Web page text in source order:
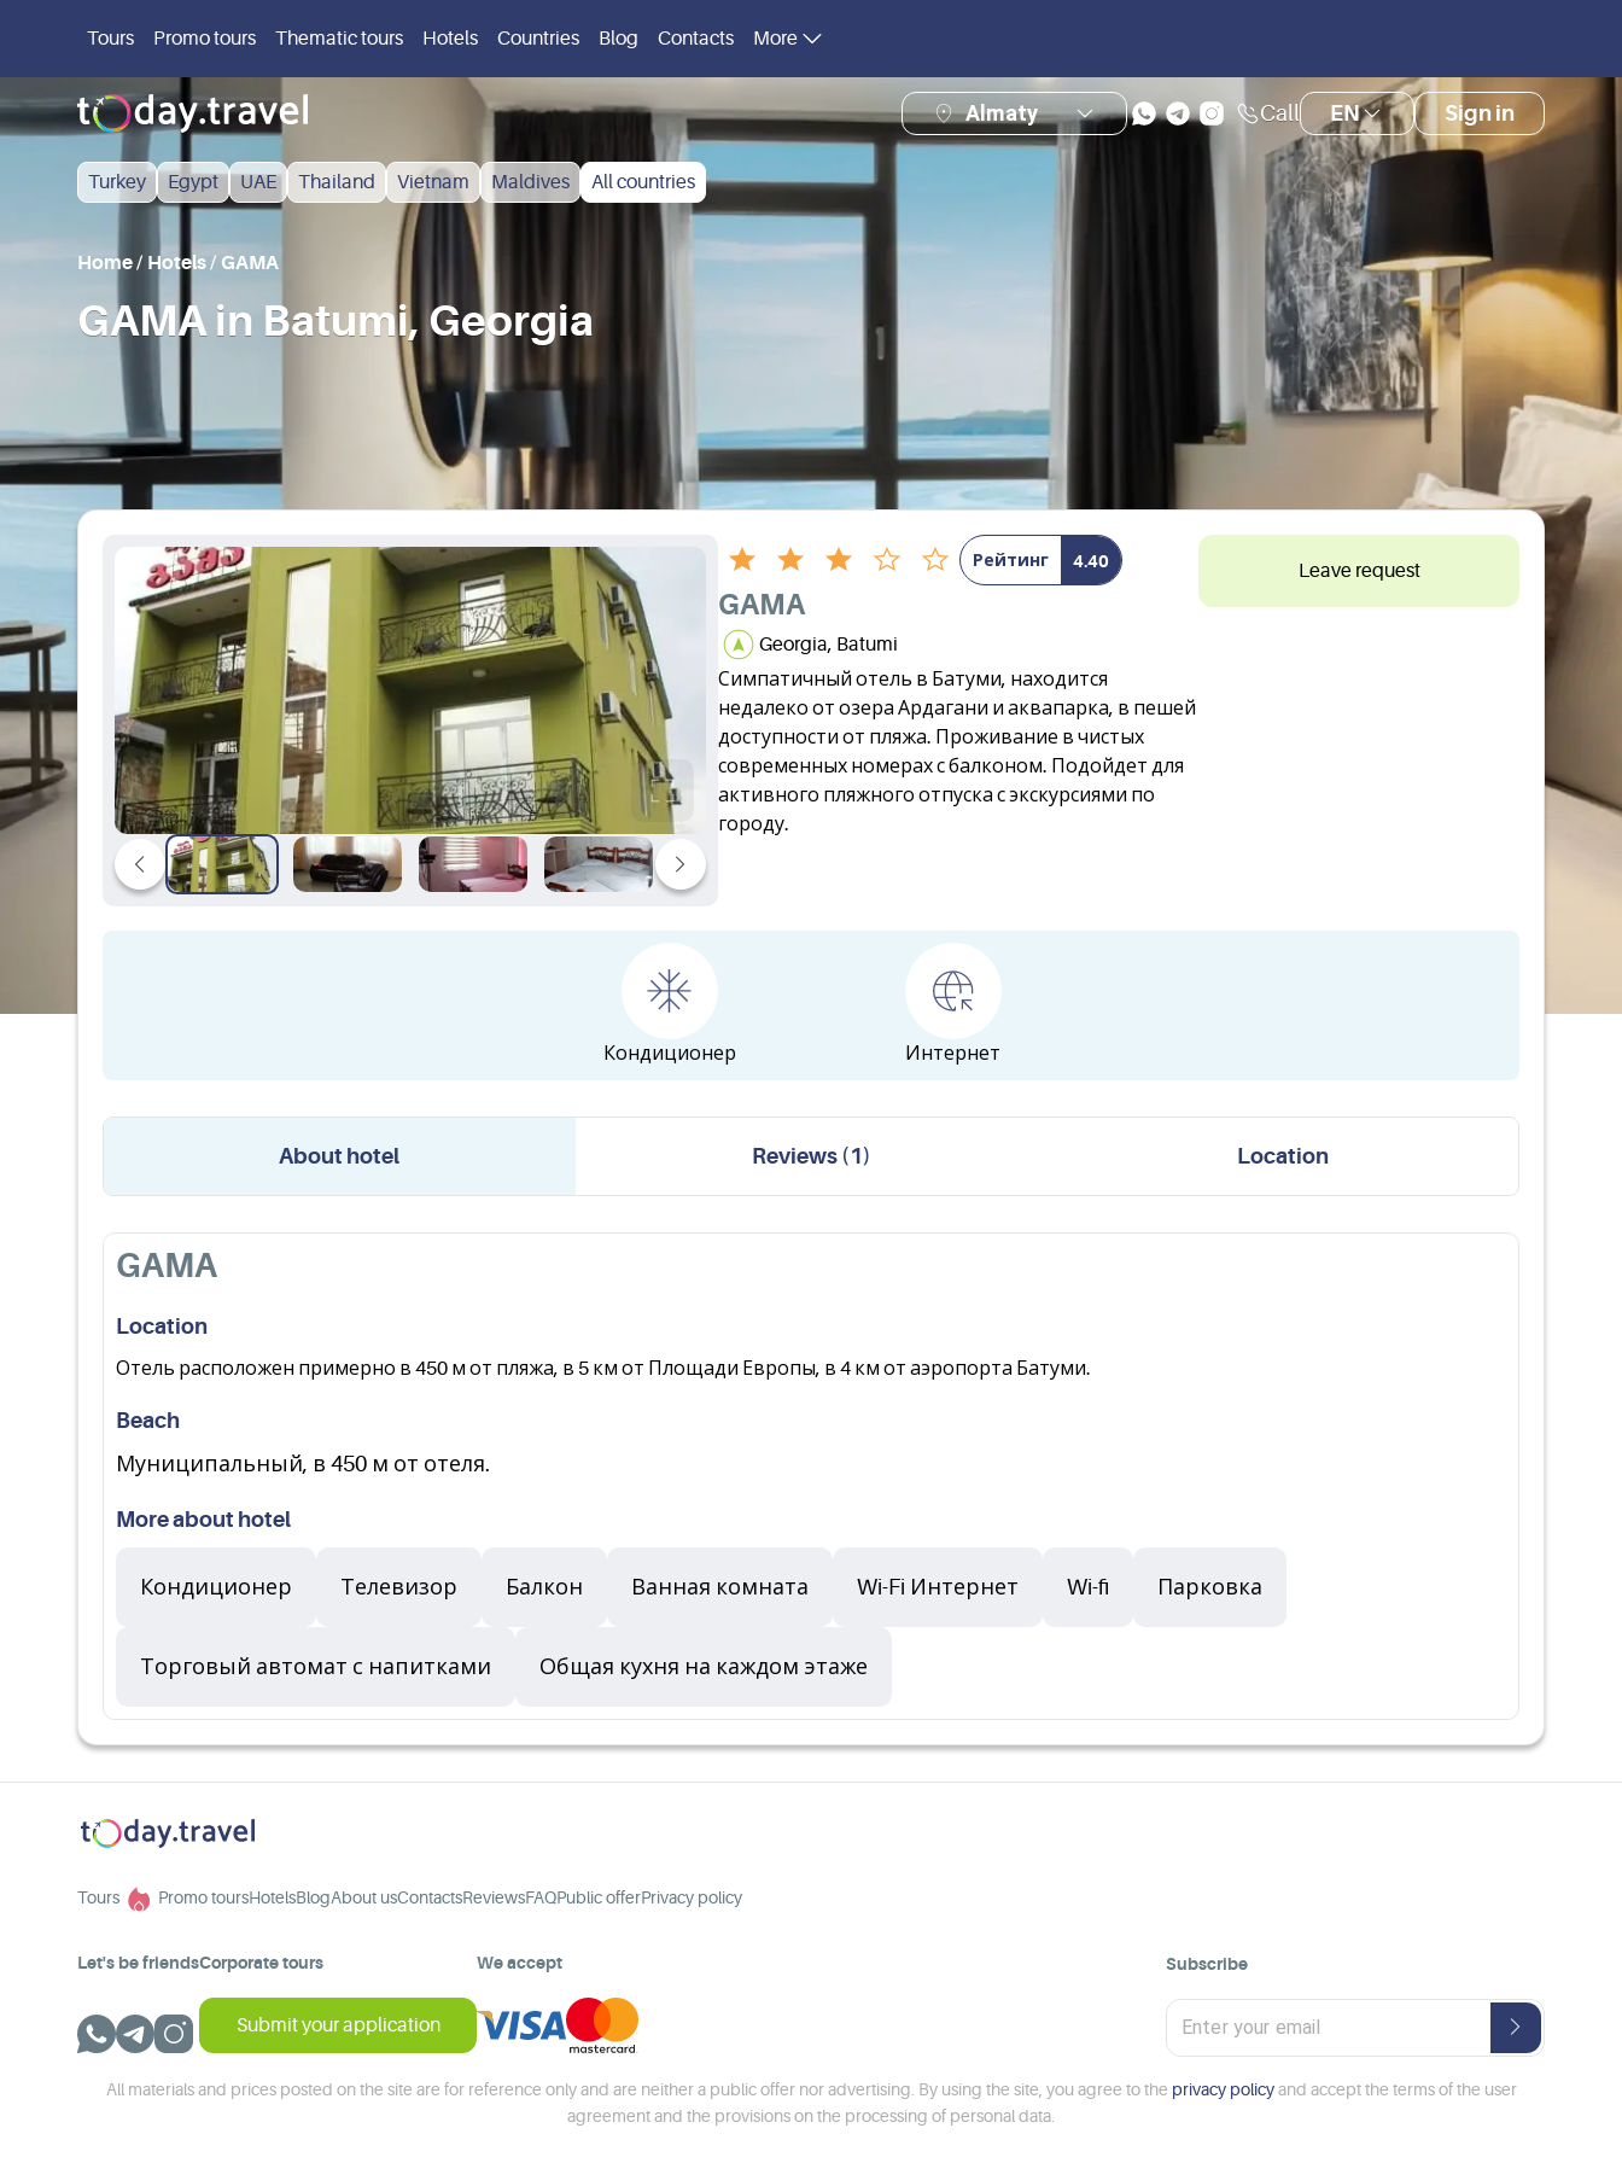
Tours Promo tours Thematic tours Hotels Countries Blog Contacts More
Almaty Call EN Sign in
Turkey Egypt UAE Thailand Vietnam Maldives All countries
Home/ Hotels/ GAMA
GAMA in Batumi, Georgia
Рейтинг 4.40
GAMA
Georgia, Batumi
Симпатичный отель в Батуми, находится
недалеко от озера Ардагани и аквапарка, в пешей
доступности от пляжа. Проживание в чистых
современных номерах с балконом. Подойдет для
активного пляжного отпуска с экскурсиями по
городу.
Leave request
Кондиционер Интернет
About hotel Reviews( 1 ) Location
GAMA
Location
Отель расположен примерно в 450 м от пляжа, в 5 км от Площади Европы, в 4 км от аэропорта Батуми.
Beach
Муниципальный, в 450 м от отеля.
More about hotel
Кондиционер Телевизор Балкон Ванная комната Wi-Fi Интернет Wi-fi Парковка
Торговый автомат с напитками Общая кухня на каждом этаже
Tours Promo toursHotelsBlogAbout usContactsReviewsFAQPublic offerPrivacy policy
Let's be friendsCorporate tours
Submit your application
We accept Subscribe
All materials and prices posted on the site are for reference only and are neither a public offer nor advertising. By using the site, you agree to the privacy policyand accept the terms of the user
agreement and the provisions on the processing of personal data.